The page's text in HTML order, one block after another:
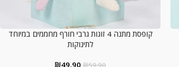
קופסת מתנה 4 זוגות גרבי חורף מחממים במיוחד
לתינוקות
₪59.90
₪49.90